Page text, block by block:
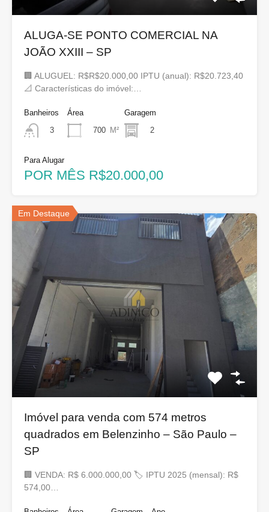
ALUGA-SE PONTO COMERCIAL NA
JOÃO XXIII – SP
🏢 ALUGUEL: R$R$20.000,00 IPTU (anual): R$20.723,40
📐 Características do imóvel:…
Banheiros
3
Área
700 M²
Garagem
2
Para Alugar
POR MÊS R$20.000,00
Em Destaque
Imóvel para venda com 574 metros
quadrados em Belenzinho – São Paulo –
SP
🏢 VENDA: R$ 6.000.000,00 🏷 IPTU 2025 (mensal): R$
574,00…